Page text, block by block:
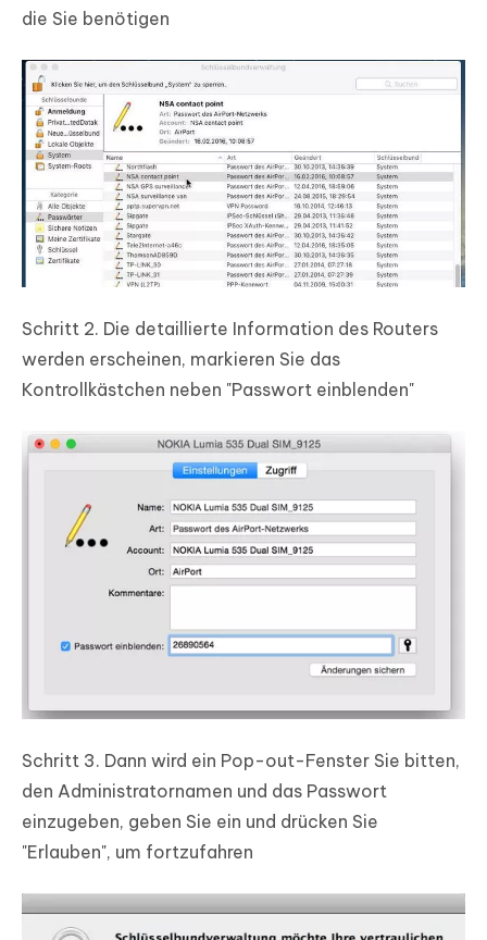
die Sie benötigen
Schritt 2. Die detaillierte Information des Routers
werden erscheinen, markieren Sie das
Kontrollkästchen neben "Passwort einblenden"
Schritt 3. Dann wird ein Pop-out-Fenster Sie bitten,
den Administratornamen und das Passwort
einzugeben, geben Sie ein und drücken Sie
"Erlauben", um fortzufahren